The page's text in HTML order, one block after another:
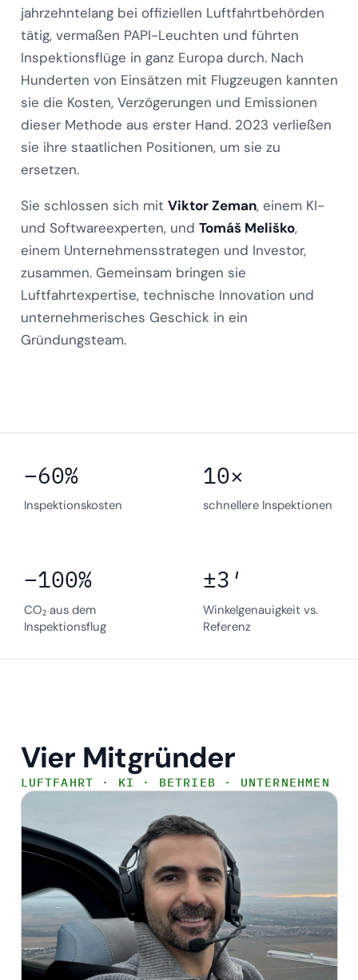
jahrzehntelang bei offiziellen Luftfahrtbehörden
tätig, vermaßen PAPI-Leuchten und führten
Inspektionsflüge in ganz Europa durch. Nach
Hunderten von Einsätzen mit Flugzeugen kannten
sie die Kosten, Verzögerungen und Emissionen
dieser Methode aus erster Hand. 2023 verließen
sie ihre staatlichen Positionen, um sie zu
ersetzen.
Sie schlossen sich mit Viktor Zeman, einem KI-
und Softwareexperten, und Tomáš Meliško,
einem Unternehmensstrategen und Investor,
zusammen. Gemeinsam bringen sie
Luftfahrtexpertise, technische Innovation und
unternehmerisches Geschick in ein
Gründungsteam.
−60%
Inspektionskosten
10×
schnellere Inspektionen
−100%
CO₂ aus dem
Inspektionsflug
±3′
Winkelgenauigkeit vs.
Referenz
Vier Mitgründer
LUFTFAHRT · KI · BETRIEB · UNTERNEHMEN